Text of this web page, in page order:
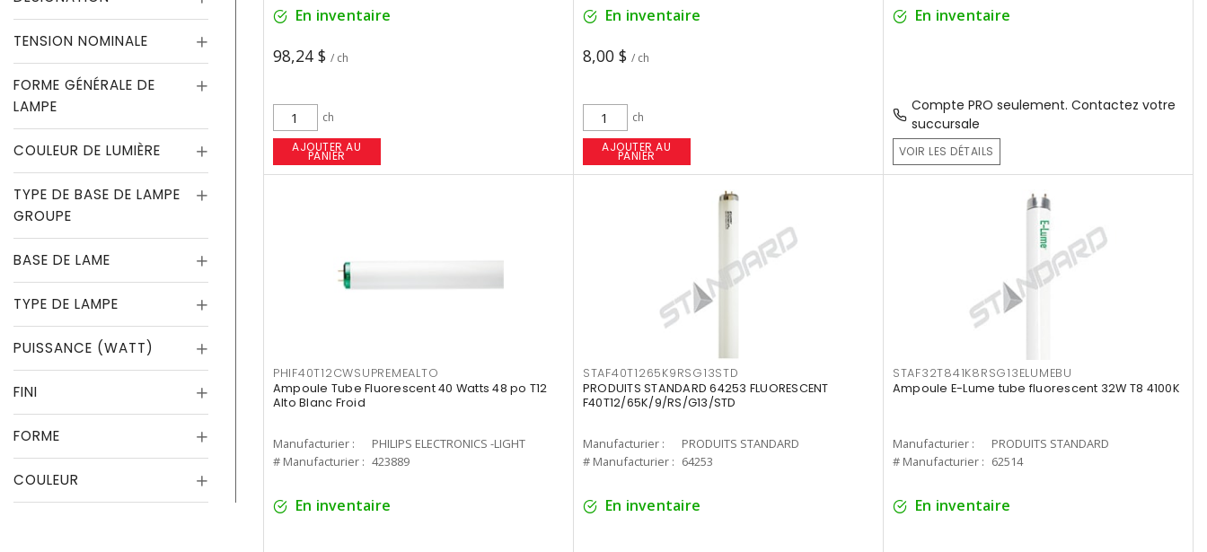
TENSION NOMINALE
FORME GÉNÉRALE DE
LAMPE
COULEUR DE LUMIÈRE
TYPE DE BASE DE LAMPE
GROUPE
BASE DE LAME
TYPE DE LAMPE
PUISSANCE (WATT)
FINI
FORME
COULEUR
En inventaire
98,24 $ / ch
ch
AJOUTER AU
PANIER
En inventaire
8,00 $ / ch
ch
AJOUTER AU
PANIER
En inventaire
Compte PRO seulement. Contactez votre
succursale
VOIR LES DÉTAILS
PHIF40T12CWSUPREMEALTO
Ampoule Tube Fluorescent 40 Watts 48 po T12
Alto Blanc Froid
Manufacturier :
PHILIPS ELECTRONICS -LIGHT
# Manufacturier : 423889
En inventaire
STAF40T1265K9RSG13STD
PRODUITS STANDARD 64253 FLUORESCENT
F40T12/65K/9/RS/G13/STD
Manufacturier :
PRODUITS STANDARD
# Manufacturier : 64253
En inventaire
STAF32T841K8RSG13ELUMEBU
Ampoule E-Lume tube fluorescent 32W T8 4100K
Manufacturier :
PRODUITS STANDARD
# Manufacturier : 62514
En inventaire